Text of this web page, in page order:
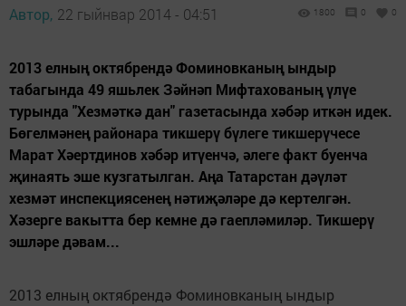
Автор, 22 гыйнвар 2014 - 04:51 1800 0 0
2013 елның октябрендә Фоминовканың ындыр
табагында 49 яшьлек Зәйнәп Мифтахованың үлүе
турында "Хезмәткә дан" газетасында хәбәр иткән идек.
Бөгелмәнең районара тикшерү бүлеге тикшерүчесе
Марат Хәертдинов хәбәр итүенчә, әлеге факт буенча
җинаять эше кузгатылган. Аңа Татарстан дәүләт
хезмәт инспекциясенең нәтиҗәләре дә кертелгән.
Хәзерге вакытта бер кемне дә гаепләмиләр. Тикшерү
эшләре дәвам...
2013 елның октябрендә Фоминовканың ындыр